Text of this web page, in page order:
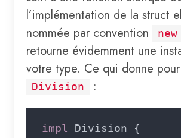
l’implémentation de la struct
nommée par convention
new
retourne évidemment une
votre type. Ce qui donne pour
Division :
impl